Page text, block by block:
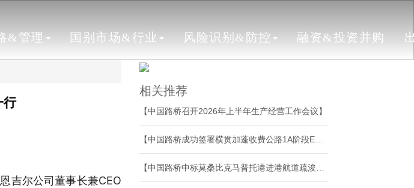
&管理 国别市场&行业 风险识别&防控 融资&投资并购
行
吉尔公司董事长兼CEO
相关推荐
【中国路桥召开2026年上半年生产经营工作会议】